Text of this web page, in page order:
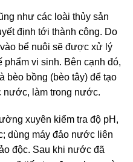
như các loài thủy sản
định tới thành công. Do
bể nuôi sẽ được xử lý
phẩm vi sinh. Bên cạnh đó,
bèo bồng (bèo tây) để tạo
làm trong nước.
xuyên kiểm tra độ pH,
dùng máy đảo nước liên
độc. Sau khi nước đã